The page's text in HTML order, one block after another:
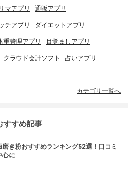
マアプリ 通販アプリ
チアプリ ダイエットアプリ
重管理アプリ 目覚ましアプリ
クラウド会計ソフト 占いアプリ
カテゴリ一覧へ
すすめ記事
き粉おすすめランキング52選！口コミ
心に